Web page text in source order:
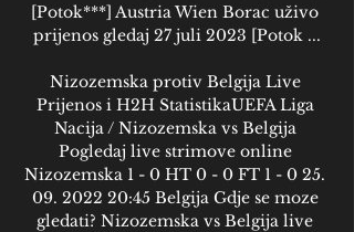
[Potok***] Austria Wien Borac uživo
prijenos gledaj 27 juli 2023 [Potok ...
Nizozemska protiv Belgija Live
Prijenos i H2H StatistikaUEFA Liga
Nacija / Nizozemska vs Belgija
Pogledaj live strimove online
Nizozemska 1 - 0 HT 0 - 0 FT 1 - 0 25.
09. 2022 20:45 Belgija Gdje se moze
gledati? Nizozemska vs Belgija live